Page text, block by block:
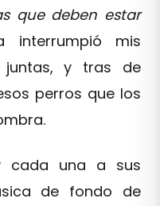
que deben estar
interrumpió mis
juntas, y tras de
perros que los
cada una a sus
de fondo de